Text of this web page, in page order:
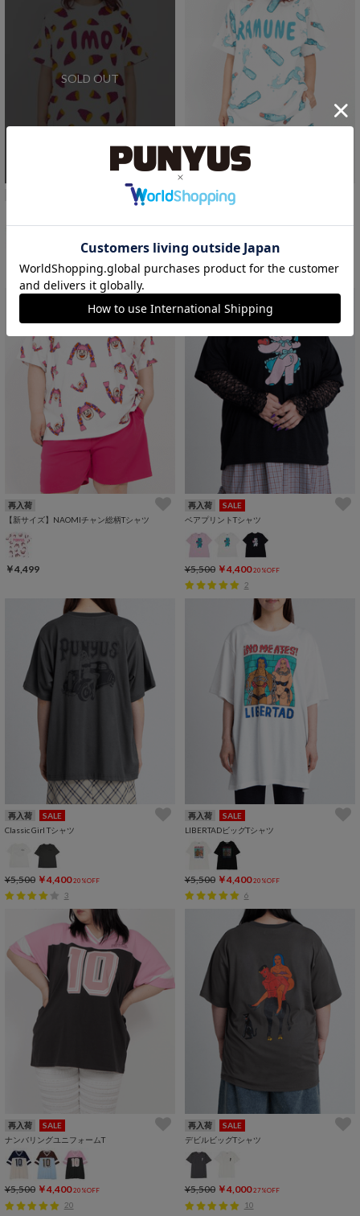
SOLD OUT
再入荷
￥4,499
2
再入荷
【新サイズ】NAOMIチャン総柄Tシャツ
￥4,499
再入荷
SALE
ベアプリントTシャツ
¥5,500 ￥4,400 20%OFF
2
再入荷
SALE
Classic Girl Tシャツ
¥5,500 ￥4,400 20%OFF
3
再入荷
SALE
LIBERTADビッグTシャツ
¥5,500 ￥4,400 20%OFF
6
再入荷
SALE
ナンバリングユニフォームT
¥5,500 ￥4,400 20%OFF
20
再入荷
SALE
デビルビッグTシャツ
¥5,500 ￥4,000 27%OFF
10